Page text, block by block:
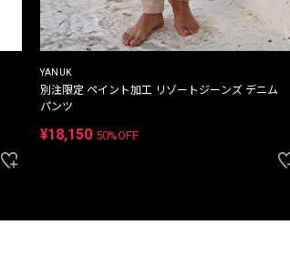
YANUK
別注限定 ペイント加工 リゾートジーンズ デニム
パンツ
¥18,150 50%OFF